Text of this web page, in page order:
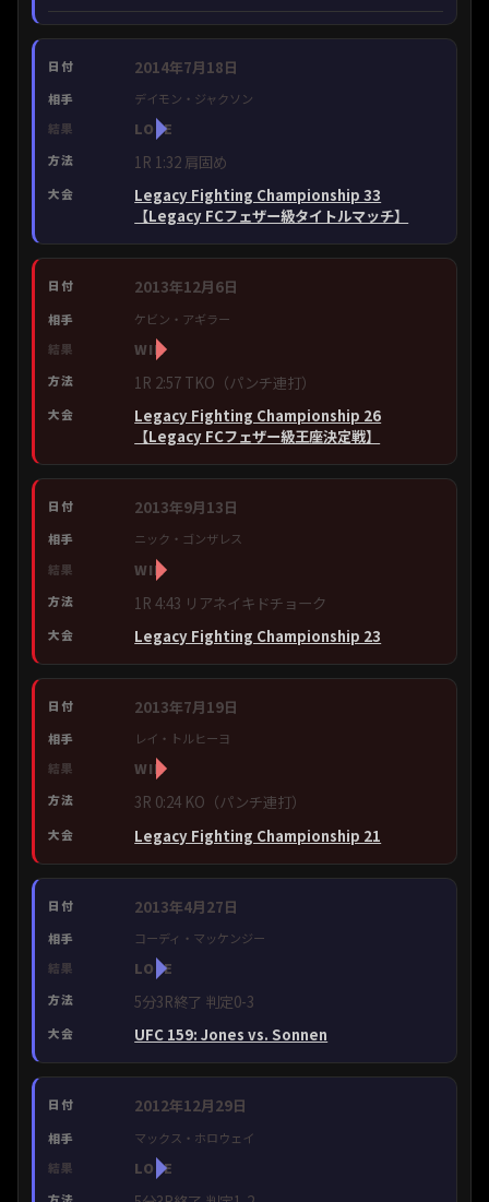
2014年7月18日
デイモン・ジャクソン
LOSE
1R 1:32 肩固め
Legacy Fighting Championship 33
【Legacy FCフェザー級タイトルマッチ】
2013年12月6日
ケビン・アギラー
WIN
1R 2:57 TKO（パンチ連打）
Legacy Fighting Championship 26
【Legacy FCフェザー級王座決定戦】
2013年9月13日
ニック・ゴンザレス
WIN
1R 4:43 リアネイキドチョーク
Legacy Fighting Championship 23
2013年7月19日
レイ・トルヒーヨ
WIN
3R 0:24 KO（パンチ連打）
Legacy Fighting Championship 21
2013年4月27日
コーディ・マッケンジー
LOSE
5分3R終了 判定0-3
UFC 159: Jones vs. Sonnen
2012年12月29日
マックス・ホロウェイ
LOSE